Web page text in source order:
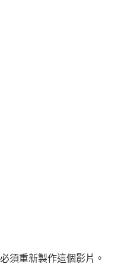
須重新製作這個影片。